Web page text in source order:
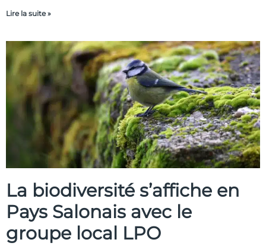
Lire la suite »
La biodiversité s’affiche en
Pays Salonais avec le
groupe local LPO